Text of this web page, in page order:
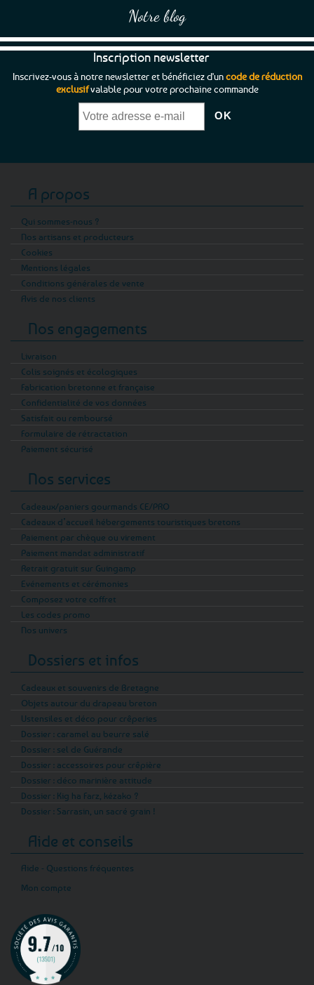
Notre blog
Inscription newsletter
Inscrivez-vous à notre newsletter et bénéficiez d'uncode de réduction
exclusifvalable pour votre prochaine commande
A propos
Qui sommes-nous ?
Nos artisans et producteurs
Cookies
Mentions légales
Conditions générales de vente
Avis de nos clients
Nos engagements
Livraison
Colis soignés et écologiques
Fabrication bretonne et française
Confidentialité de vos données
Satisfait ou remboursé
Formulaire de rétractation
Paiement sécurisé
Nos services
Cadeaux/paniers gourmands CE/PRO
Cadeaux d’accueil hébergements touristiques bretons
Paiement par chèque ou virement
Paiement mandat administratif
Retrait gratuit sur Guingamp
Evénements et cérémonies
Composez votre coffret
Les codes promo
Nos univers
Dossiers et infos
Cadeaux et souvenirs de Bretagne
Objets autour du drapeau breton
Ustensiles et déco pour crêperies
Dossier : caramel au beurre salé
Dossier : sel de Guérande
Dossier : accessoires pour crêpière
Dossier : déco marinière attitude
Dossier : Kig ha Farz, kézako ?
Dossier : Sarrasin, un sacré grain !
Aide et conseils
Aide - Questions fréquentes
Mon compte